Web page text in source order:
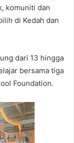
komuniti dan
di Kedah dan
dari 13 hingga
bersama tiga
Foundation.